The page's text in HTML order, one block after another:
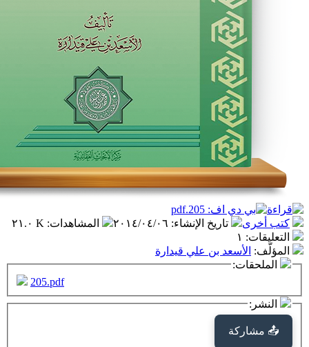
تاريخ الإنشاء:٢٠١٤/٠٤/٠٦ المشاهدات:٢١.٠ K
١
بن علي قيدارة